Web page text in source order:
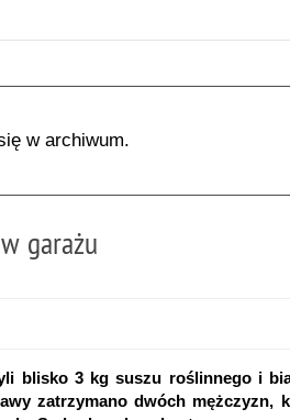
w archiwum.
garażu
blisko 3 kg suszu roślinnego i
zatrzymano dwóch mężczyzn,